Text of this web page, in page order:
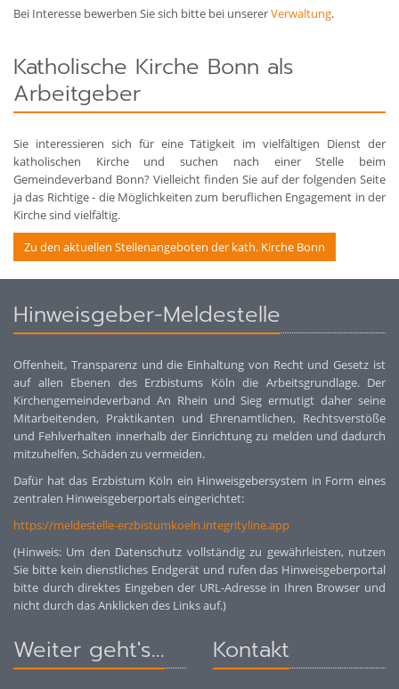
Bei Interesse bewerben Sie sich bitte bei unsererVerwaltung.
Katholische Kirche Bonn als
Arbeitgeber
Sie interessieren sich für eine Tätigkeit im vielfältigen Dienst der
katholischen Kirche und suchen nach einer Stelle beim
Gemeindeverband Bonn? Vielleicht finden Sie auf der folgenden Seite
ja das Richtige - die Möglichkeiten zum beruflichen Engagement in der
Kirche sind vielfältig.
Zu den aktuellen Stellenangeboten der kath. Kirche Bonn
Hinweisgeber-Meldestelle
Offenheit, Transparenz und die Einhaltung von Recht und Gesetz ist
auf allen Ebenen des Erzbistums Köln die Arbeitsgrundlage. Der
Kirchengemeindeverband An Rhein und Sieg ermutigt daher seine
Mitarbeitenden, Praktikanten und Ehrenamtlichen, Rechtsverstöße
und Fehlverhalten innerhalb der Einrichtung zu melden und dadurch
mitzuhelfen, Schäden zu vermeiden.
Dafür hat das Erzbistum Köln ein Hinweisgebersystem in Form eines
zentralen Hinweisgeberportals eingerichtet:
https://meldestelle-erzbistumkoeln.integrityline.app
(Hinweis: Um den Datenschutz vollständig zu gewährleisten, nutzen
Sie bitte kein dienstliches Endgerät und rufen das Hinweisgeberportal
bitte durch direktes Eingeben der URL-Adresse in Ihren Browser und
nicht durch das Anklicken des Links auf.)
Weiter geht's... Kontakt